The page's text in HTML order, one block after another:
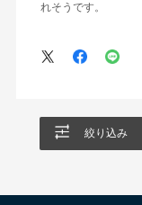
れそうです。
絞り込み